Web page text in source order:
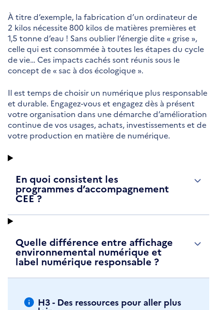
À titre d’exemple, la fabrication d’un ordinateur de
2 kilos nécessite 800 kilos de matières premières et
1,5 tonne d’eau ! Sans oublier l’énergie dite « grise »,
celle qui est consommée à toutes les étapes du cycle
de vie… Ces impacts cachés sont réunis sous le
concept de « sac à dos écologique ».
Il est temps de choisir un numérique plus responsable
et durable. Engagez-vous et engagez dès à présent
votre organisation dans une démarche d’amélioration
continue de vos usages, achats, investissements et de
votre production en matière de numérique.
En quoi consistent les
programmes d’accompagnement
CEE ?
Quelle différence entre affichage
environnemental numérique et
label numérique responsable ?
H3 - Des ressources pour aller plus